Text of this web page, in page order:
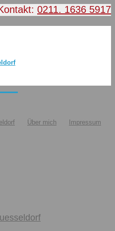
0211. 1636 5917
Über mich Impressum